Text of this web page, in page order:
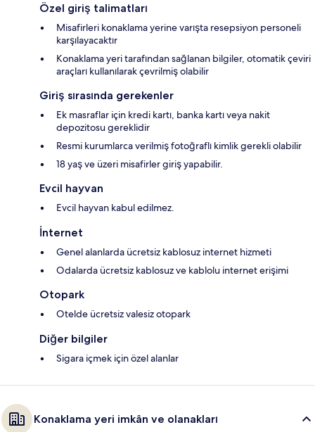
Özel giriş talimatları
Misafirleri konaklama yerine varışta resepsiyon personeli
karşılayacaktır
Konaklama yeri tarafından sağlanan bilgiler, otomatik çeviri
araçları kullanılarak çevrilmiş olabilir
Giriş sırasında gerekenler
Ek masraflar için kredi kartı, banka kartı veya nakit
depozitosu gereklidir
Resmi kurumlarca verilmiş fotoğraflı kimlik gerekli olabilir
18 yaş ve üzeri misafirler giriş yapabilir.
Evcil hayvan
Evcil hayvan kabul edilmez.
İnternet
Genel alanlarda ücretsiz kablosuz internet hizmeti
Odalarda ücretsiz kablosuz ve kablolu internet erişimi
Otopark
Otelde ücretsiz valesiz otopark
Diğer bilgiler
Sigara içmek için özel alanlar
Konaklama yeri imkân ve olanakları